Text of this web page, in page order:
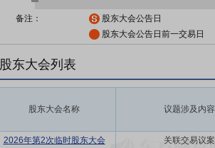
备注：
股东大会公告日
股东大会公告日前一交易日
股东大会列表
股东大会名称 议题涉及内容
2026年第2次临时股东大会
关联交易议案